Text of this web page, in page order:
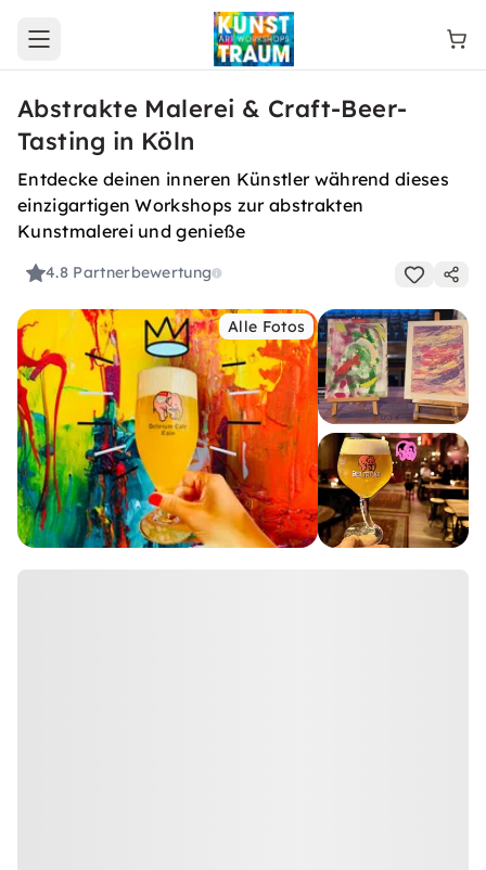
Open main menu
Abstrakte Malerei & Craft-Beer-
Tasting in Köln
Entdecke deinen inneren Künstler während dieses
einzigartigen Workshops zur abstrakten
Kunstmalerei und genieße
4.8 Partnerbewertung
Alle Fotos